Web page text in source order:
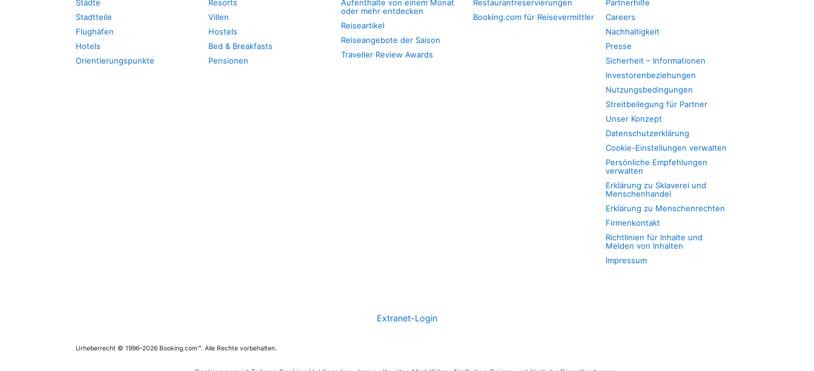
Städte
Stadtteile
Flughäfen
Hotels
Orientierungspunkte
Resorts
Villen
Hostels
Bed & Breakfasts
Pensionen
Aufenthalte von einem Monat
oder mehr entdecken
Reiseartikel
Reiseangebote der Saison
Traveller Review Awards
Restaurantreservierungen
Booking.com für Reisevermittler
Partnerhilfe
Careers
Nachhaltigkeit
Presse
Sicherheit – Informationen
Investorenbeziehungen
Nutzungsbedingungen
Streitbeilegung für Partner
Unser Konzept
Datenschutzerklärung
Cookie-Einstellungen verwalten
Persönliche Empfehlungen
verwalten
Erklärung zu Sklaverei und
Menschenhandel
Erklärung zu Menschenrechten
Firmenkontakt
Richtlinien für Inhalte und
Melden von Inhalten
Impressum
Extranet-Login
Urheberrecht © 1996–2026 Booking.com™. Alle Rechte vorbehalten.